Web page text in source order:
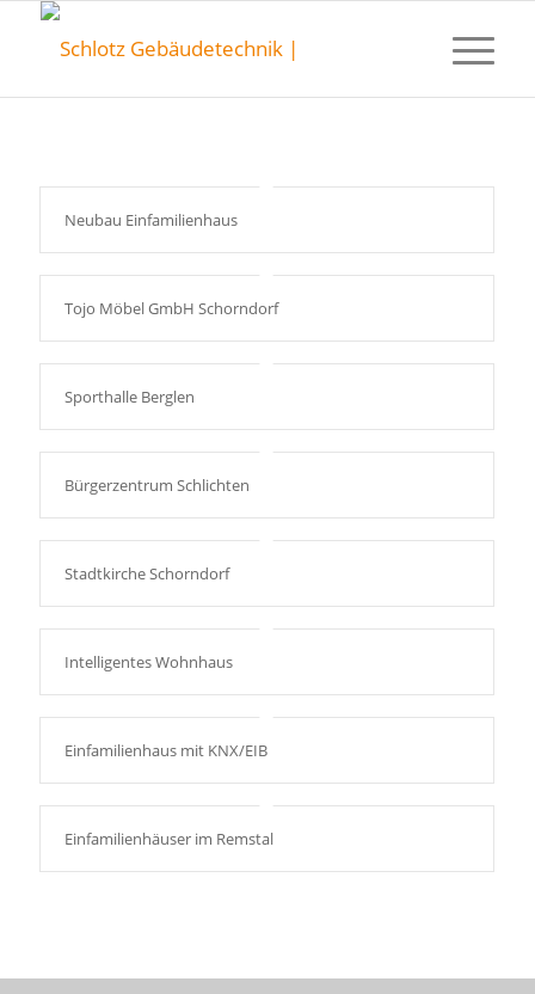
Neubau Einfamilienhaus
Tojo Möbel GmbH Schorndorf
Sporthalle Berglen
Bürgerzentrum Schlichten
Stadtkirche Schorndorf
Intelligentes Wohnhaus
Einfamilienhaus mit KNX/EIB
Einfamilienhäuser im Remstal